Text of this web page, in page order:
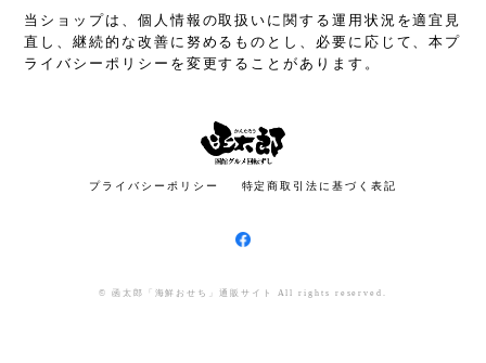
当ショップは、個人情報の取扱いに関する運用状況を適宜見
直し、継続的な改善に努めるものとし、必要に応じて、本プ
ライバシーポリシーを変更することがあります。
プライバシーポリシー 特定商取引法に基づく表記
© 函太郎「海鮮おせち」通販サイト All rights reserved.